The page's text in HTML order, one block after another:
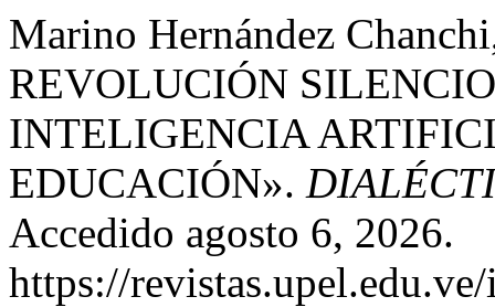
Marino Hernández
REVOLUCIÓN
INTELIGENCIA
EDUCACIÓN».
Accedido agosto 6, 2026.
https://